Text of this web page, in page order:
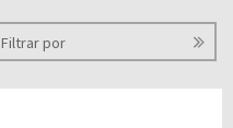
Filtrar por